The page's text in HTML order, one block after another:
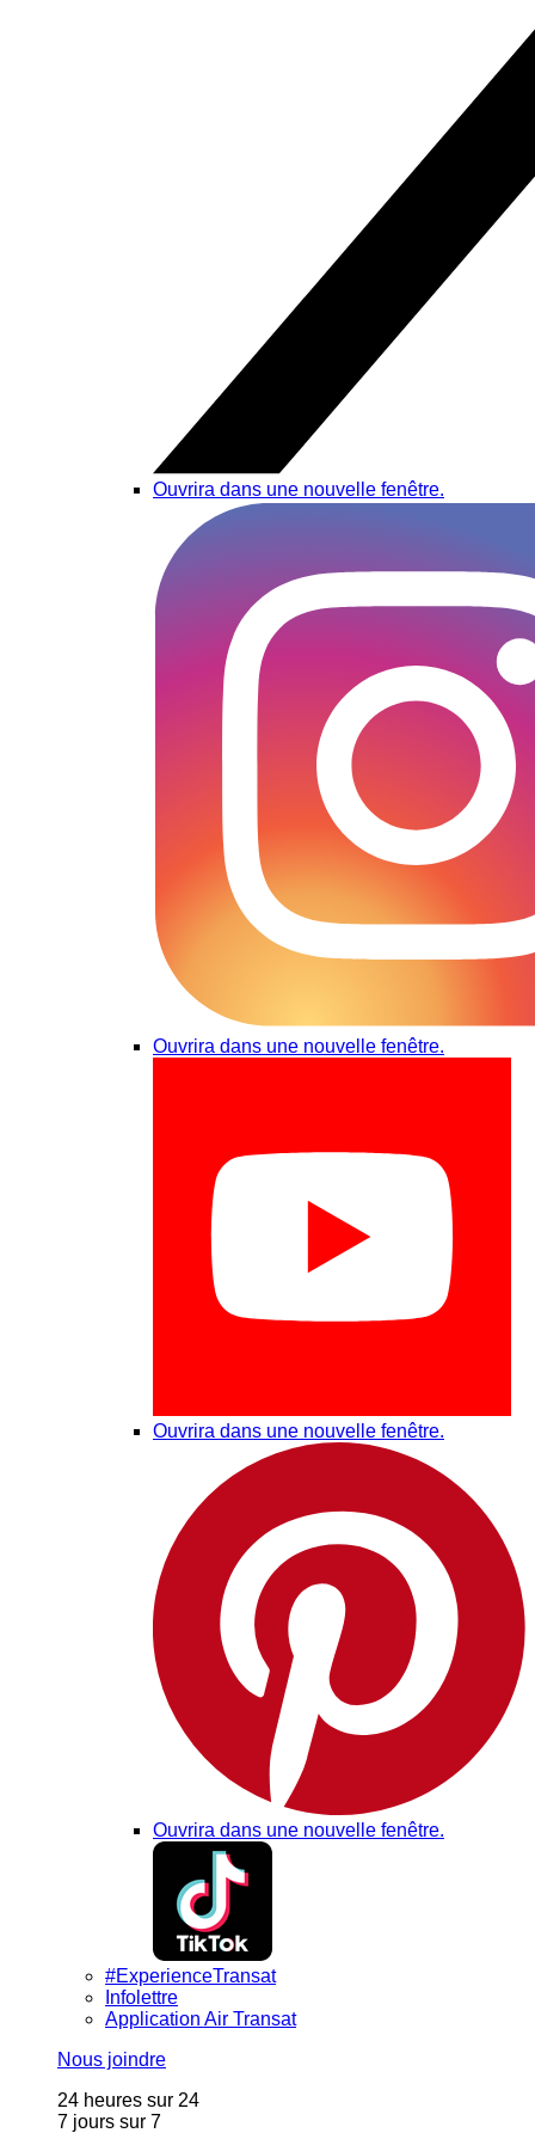
Ouvrira dans une nouvelle fenêtre.
Ouvrira dans une nouvelle fenêtre.
Ouvrira dans une nouvelle fenêtre.
Ouvrira dans une nouvelle fenêtre.
#ExperienceTransat
Infolettre
Application Air Transat
Nous joindre
24 heures sur 24
7 jours sur 7